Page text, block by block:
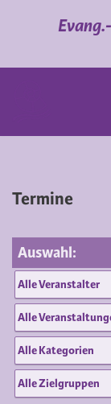
Termine
Auswahl: